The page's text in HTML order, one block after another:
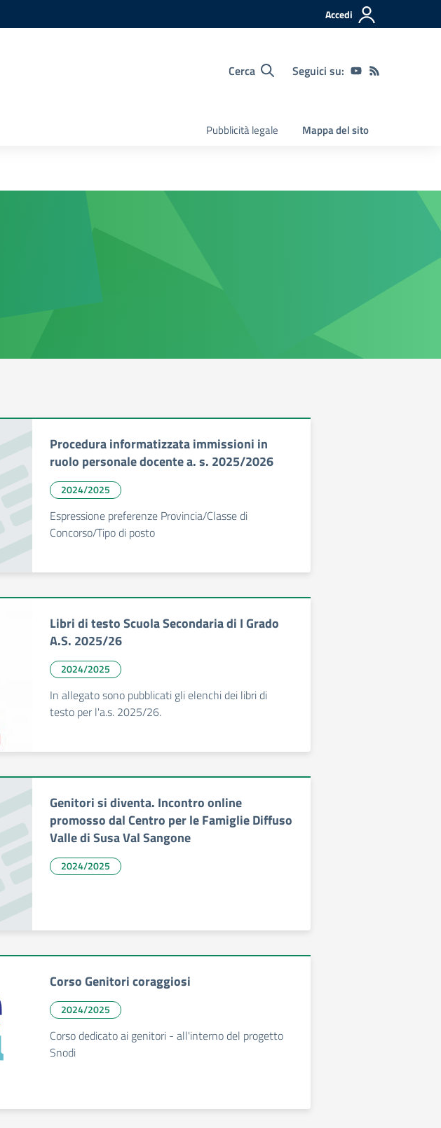
Accedi
Cerca Seguici su:
Pubblicità legale Mappa del sito
Procedura informatizzata immissioni in
ruolo personale docente a. s. 2025/2026
2024/2025
Espressione preferenze Provincia/Classe di
Concorso/Tipo di posto
Libri di testo Scuola Secondaria di I Grado
A.S. 2025/26
2024/2025
In allegato sono pubblicati gli elenchi dei libri di
testo per l'a.s. 2025/26.
Genitori si diventa. Incontro online
promosso dal Centro per le Famiglie Diffuso
Valle di Susa Val Sangone
2024/2025
Corso Genitori coraggiosi
2024/2025
Corso dedicato ai genitori - all'interno del progetto
Snodi